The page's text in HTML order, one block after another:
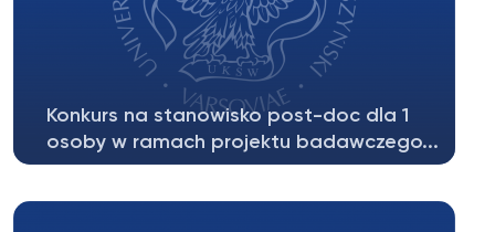
Konkurs na stanowisko post-doc dla 1
osoby w ramach projektu badawczego...
stanowisko post-doc dla 1 osoby w ramach...